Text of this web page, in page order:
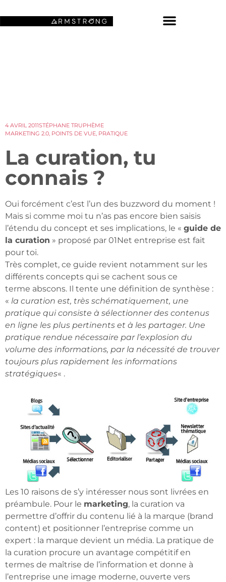
4 AVRIL 2011STÉPHANE TRUPHÈME
MARKETING 2.0, POINTS DE VUE, PRATIQUE
La curation, tu
connais ?
Oui forcément c’est l’un des buzzword du moment !
Mais si comme moi tu n’as pas encore bien saisis
l’étendu du concept et ses implications, le « guide de
la curation » proposé par 01Net entreprise est fait
pour toi.
Très complet, ce guide revient notamment sur les
différents concepts qui se cachent sous ce
terme abscons. Il tente une définition de synthèse :
« la curation est, très schématiquement, une
pratique qui consiste à sélectionner des contenus
en ligne les plus pertinents et à les partager. Une
pratique rendue nécessaire par l’explosion du
volume des informations, par la nécessité de trouver
toujours plus rapidement les informations
stratégiques« .
Les 10 raisons de s’y intéresser nous sont livrées en
préambule. Pour le marketing, la curation va
permettre d’offrir du contenu lié à la marque (brand
content) et positionner l’entreprise comme un
expert : la marque devient un média. La pratique de
la curation procure un avantage compétitif en
termes de maîtrise de l’information et donne à
l’entreprise une image moderne, ouverte vers